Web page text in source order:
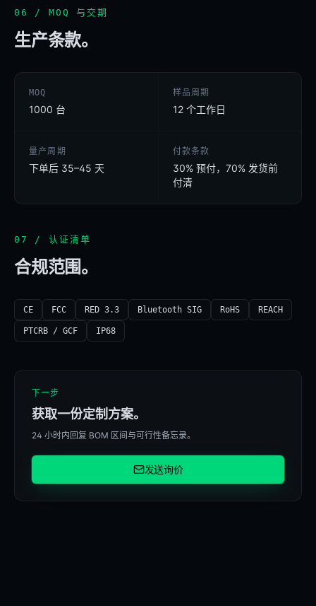
06 / MOQ 与交期
生产条款。
MOQ
1000 台
样品周期
12 个工作日
量产周期
下单后 35–45 天
付款条款
30% 预付，70% 发货前
付清
07 / 认证清单
合规范围。
CE FCC RED 3.3 Bluetooth SIG RoHS REACH
PTCRB / GCF IP68
下一步
获取一份定制方案。
24 小时内回复 BOM 区间与可行性备忘录。
发送询价